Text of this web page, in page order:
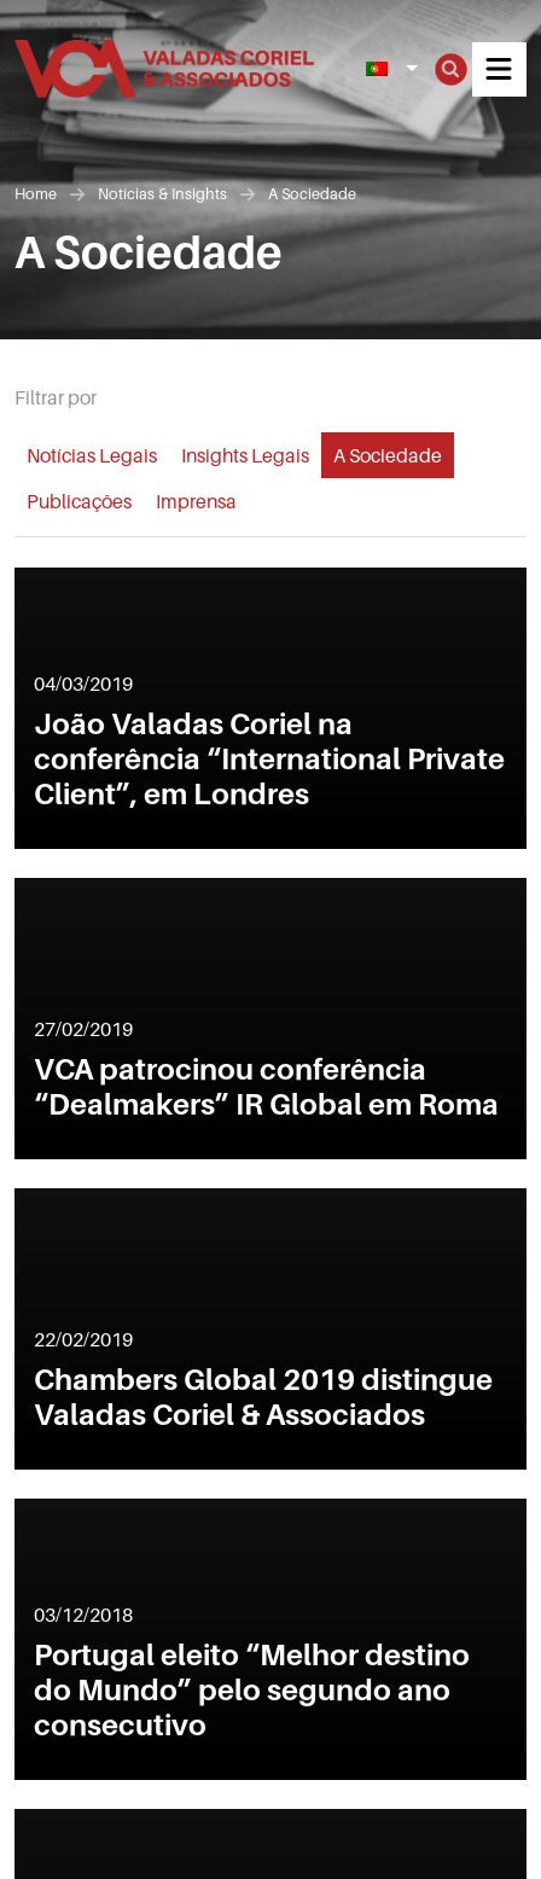
Home Notícias & Insights A Sociedade
A Sociedade
Filtrar por
Notícias Legais Insights Legais
A Sociedade
Publicações
Imprensa
04/03/2019
João Valadas Coriel na
conferência “International Private
Client”, em Londres
27/02/2019
VCA patrocinou conferência
“Dealmakers” IR Global em Roma
22/02/2019
Chambers Global 2019 distingue
Valadas Coriel & Associados
03/12/2018
Portugal eleito “Melhor destino
do Mundo” pelo segundo ano
consecutivo